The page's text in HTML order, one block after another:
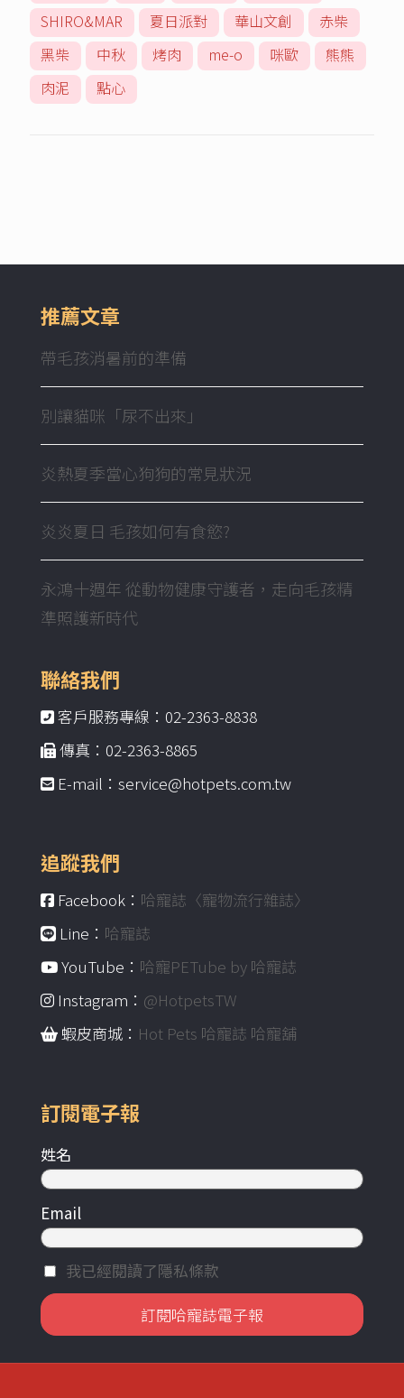
SHIRO&MAR
夏日派對 華山文創
赤柴
黑柴
中秋 烤肉 me-o 咪歐
熊熊
肉泥
點心
推薦文章
帶毛孩消暑前的準備
別讓貓咪「尿不出來」
炎熱夏季當心狗狗的常見狀況
炎炎夏日 毛孩如何有食慾?
永鴻十週年 從動物健康守護者，走向毛孩精
準照護新時代
聯絡我們
客戶服務專線：02-2363-8838
傳真：02-2363-8865
E-mail：service@hotpets.com.tw
追蹤我們
Facebook： 哈寵誌〈寵物流行雜誌〉
Line： 哈寵誌
YouTube： 哈寵PETube by 哈寵誌
Instagram： @HotpetsTW
蝦皮商城： Hot Pets 哈寵誌 哈寵舖
訂閱電子報
姓名
Email
我已經閱讀了隱私條款